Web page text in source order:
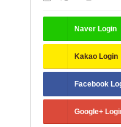
Naver Login
Kakao Login
Facebook
Google+